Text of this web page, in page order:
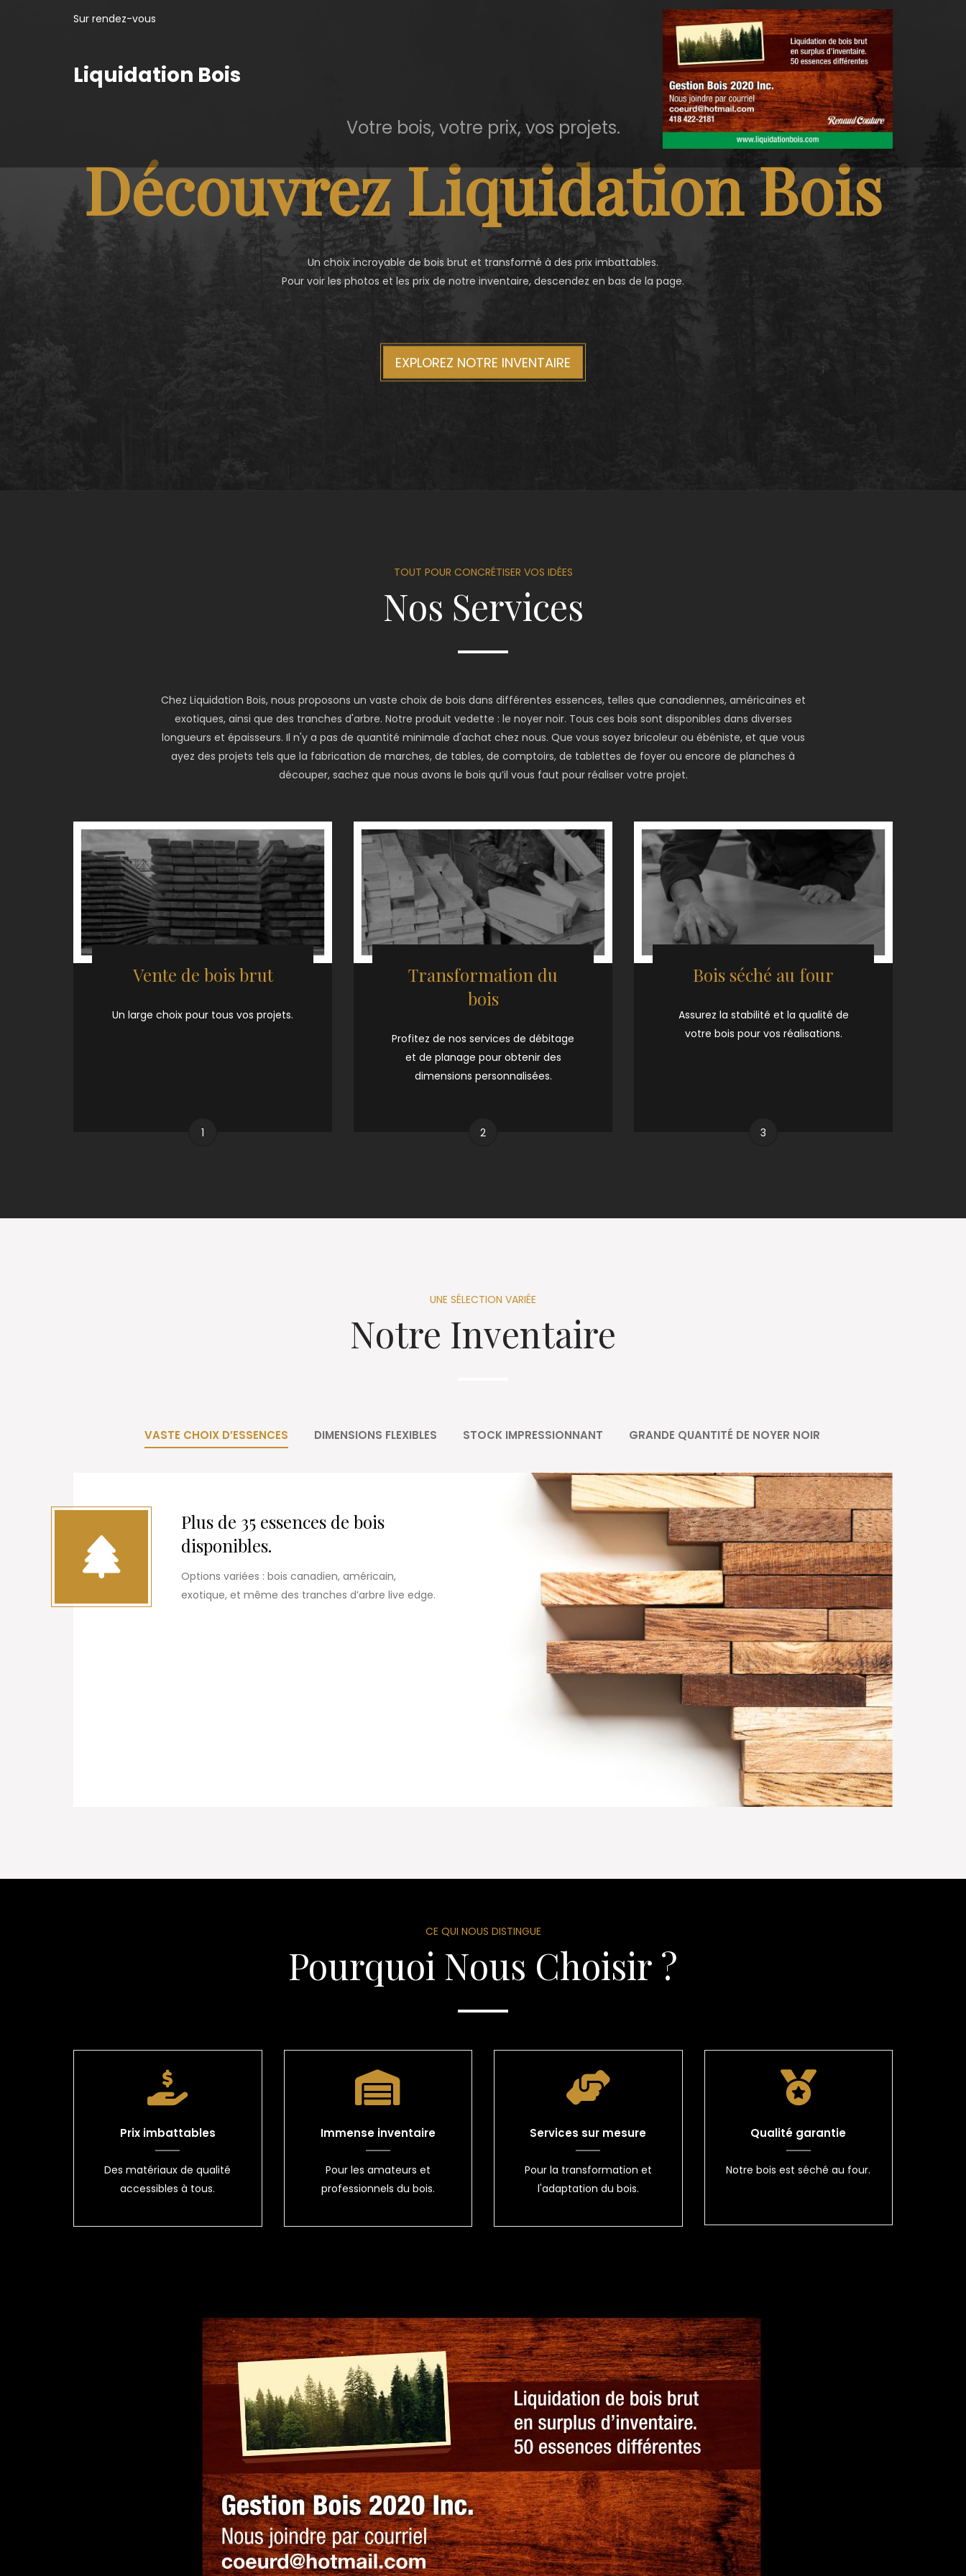
Sur rendez-vous
Liquidation Bois
Votre bois, votre prix, vos projets.
Découvrez Liquidation Bois
Un choix incroyable de bois brut et transformé à des prix imbattables.
Pour voir les photos et les prix de notre inventaire, descendez en bas de la page.
EXPLOREZ NOTRE INVENTAIRE
TOUT POUR CONCRÉTISER VOS IDÉES
Nos Services
Chez Liquidation Bois, nous proposons un vaste choix de bois dans différentes essences, telles que canadiennes, américaines et
exotiques, ainsi que des tranches d'arbre. Notre produit vedette : le noyer noir. Tous ces bois sont disponibles dans diverses
longueurs et épaisseurs. Il n'y a pas de quantité minimale d'achat chez nous. Que vous soyez bricoleur ou ébéniste, et que vous
ayez des projets tels que la fabrication de marches, de tables, de comptoirs, de tablettes de foyer ou encore de planches à
découper, sachez que nous avons le bois qu’il vous faut pour réaliser votre projet.
Vente de bois brut
Un large choix pour tous vos projets.
1
Transformation du
bois
Profitez de nos services de débitage
et de planage pour obtenir des
dimensions personnalisées.
2
Bois séché au four
Assurez la stabilité et la qualité de
votre bois pour vos réalisations.
3
UNE SÉLECTION VARIÉE
Notre Inventaire
VASTE CHOIX D’ESSENCES DIMENSIONS FLEXIBLES STOCK IMPRESSIONNANT GRANDE QUANTITÉ DE NOYER NOIR
Plus de 35 essences de bois
disponibles.
Options variées : bois canadien, américain,
exotique, et même des tranches d’arbre live edge.
CE QUI NOUS DISTINGUE
Pourquoi Nous Choisir ?
Prix imbattables
Des matériaux de qualité
accessibles à tous.
Immense inventaire
Pour les amateurs et
professionnels du bois.
Services sur mesure
Pour la transformation et
l'adaptation du bois.
Qualité garantie
Notre bois est séché au four.